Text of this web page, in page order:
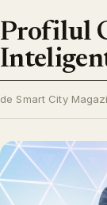
Profilul
de Smart City